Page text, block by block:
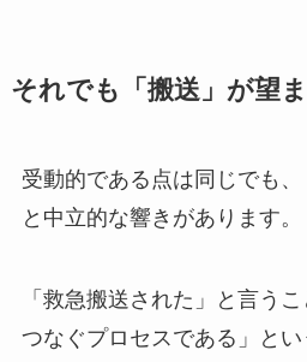
それでも「搬送」が望
受動的である点は同じでも
と中立的な響きがあります。
「救急搬送された」と言う
つなぐプロセスである」と